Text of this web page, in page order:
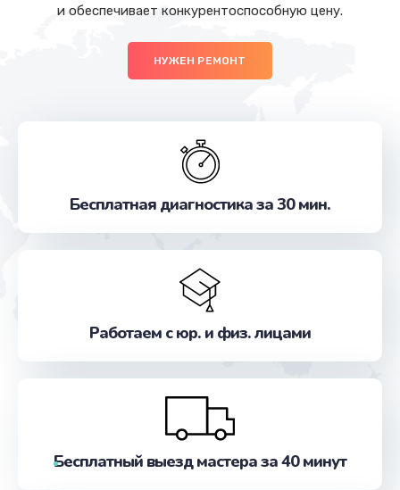
и обеспечивает конкурентоспособную цену.
НУЖЕН РЕМОНТ
Бесплатная диагностика за 30 мин.
Работаем с юр. и физ. лицами
Бесплатный выезд мастера за 40 минут